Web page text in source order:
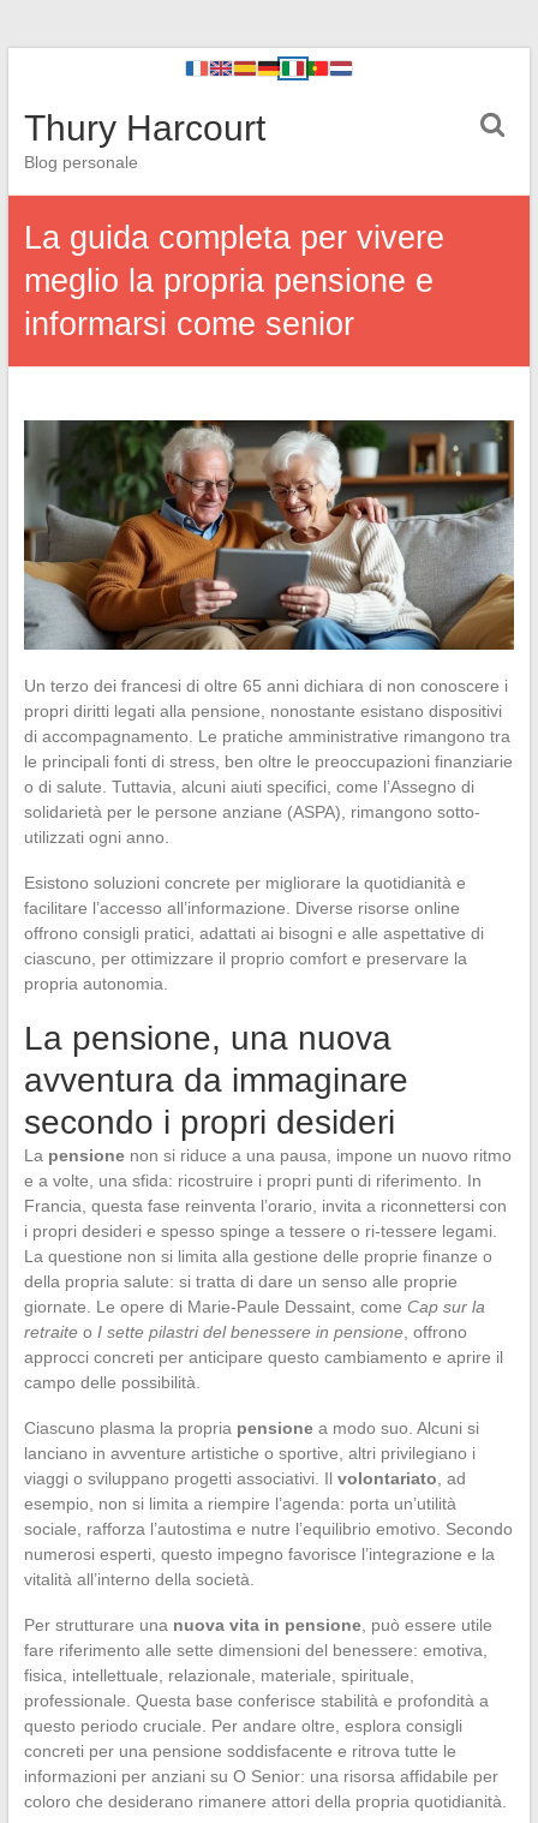
Thury Harcourt
Blog personale
La guida completa per vivere
meglio la propria pensione e
informarsi come senior
Un terzo dei francesi di oltre 65 anni dichiara di non conoscere i
propri diritti legati alla pensione, nonostante esistano dispositivi
di accompagnamento. Le pratiche amministrative rimangono tra
le principali fonti di stress, ben oltre le preoccupazioni finanziarie
o di salute. Tuttavia, alcuni aiuti specifici, come l’Assegno di
solidarietà per le persone anziane (ASPA), rimangono sotto-
utilizzati ogni anno.
Esistono soluzioni concrete per migliorare la quotidianità e
facilitare l’accesso all’informazione. Diverse risorse online
offrono consigli pratici, adattati ai bisogni e alle aspettative di
ciascuno, per ottimizzare il proprio comfort e preservare la
propria autonomia.
La pensione, una nuova
avventura da immaginare
secondo i propri desideri
La pensionenon si riduce a una pausa, impone un nuovo ritmo
e a volte, una sfida: ricostruire i propri punti di riferimento. In
Francia, questa fase reinventa l’orario, invita a riconnettersi con
i propri desideri e spesso spinge a tessere o ri-tessere legami.
La questione non si limita alla gestione delle proprie finanze o
della propria salute: si tratta di dare un senso alle proprie
giornate. Le opere di Marie-Paule Dessaint, come Cap sur la
retraiteo I sette pilastri del benessere in pensione, offrono
approcci concreti per anticipare questo cambiamento e aprire il
campo delle possibilità.
Ciascuno plasma la propria pensionea modo suo. Alcuni si
lanciano in avventure artistiche o sportive, altri privilegiano i
viaggi o sviluppano progetti associativi. Il volontariato , ad
esempio, non si limita a riempire l’agenda: porta un’utilità
sociale, rafforza l’autostima e nutre l’equilibrio emotivo. Secondo
numerosi esperti, questo impegno favorisce l’integrazione e la
vitalità all’interno della società.
Per strutturare una nuova vita in pensione, può essere utile
fare riferimento alle sette dimensioni del benessere: emotiva,
fisica, intellettuale, relazionale, materiale, spirituale,
professionale. Questa base conferisce stabilità e profondità a
questo periodo cruciale. Per andare oltre, esplora consigli
concreti per una pensione soddisfacente e ritrova tutte le
informazioni per anziani su O Senior: una risorsa affidabile per
coloro che desiderano rimanere attori della propria quotidianità.